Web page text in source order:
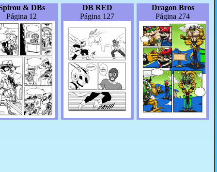
& DBs
Página 12
DB RED
Página 127
Dragon Bros
Página 274